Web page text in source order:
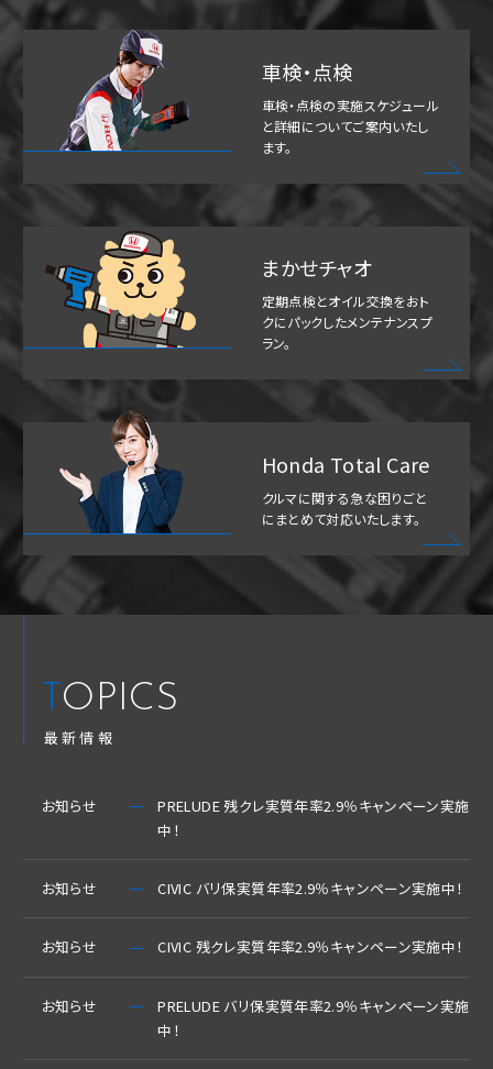
車検・点検
車検・点検の実施スケジュール
と詳細についてご案内いたし
ます。
まかせチャオ
定期点検とオイル交換をおト
クにパックしたメンテナンスプ
ラン。
Honda Total Care
クルマに関する急な困りごと
にまとめて対応いたします。
TOPICS
最新情報
お知らせ
PRELUDE 残クレ実質年率2.9％キャンペーン実施
中！
お知らせ CIVIC バリ保実質年率2.9％キャンペーン実施中！
お知らせ CIVIC 残クレ実質年率2.9％キャンペーン実施中！
お知らせ
PRELUDE バリ保実質年率2.9％キャンペーン実施
中！